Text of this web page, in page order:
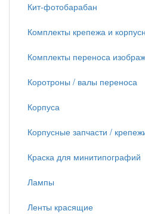
Кит-фотобарабан
Комплекты крепежа и
Комплекты переноса
Коротроны / валы переноса
Корпуса
Корпусные запчасти /
Краска для минитипографий
Лампы
Ленты красящие